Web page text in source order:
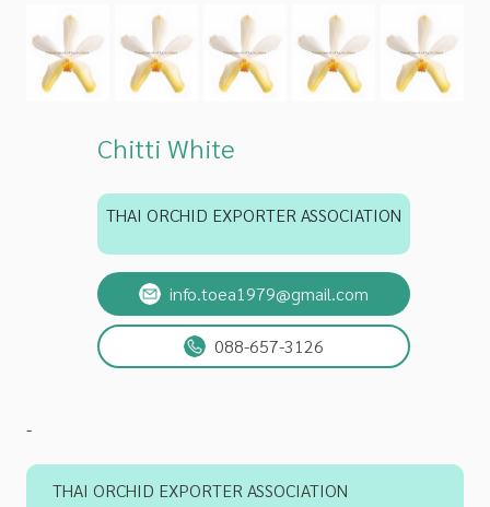
Chitti White
THAI ORCHID EXPORTER ASSOCIATION
info.toea1979@gmail.com
088-657-3126
-
THAI ORCHID EXPORTER ASSOCIATION